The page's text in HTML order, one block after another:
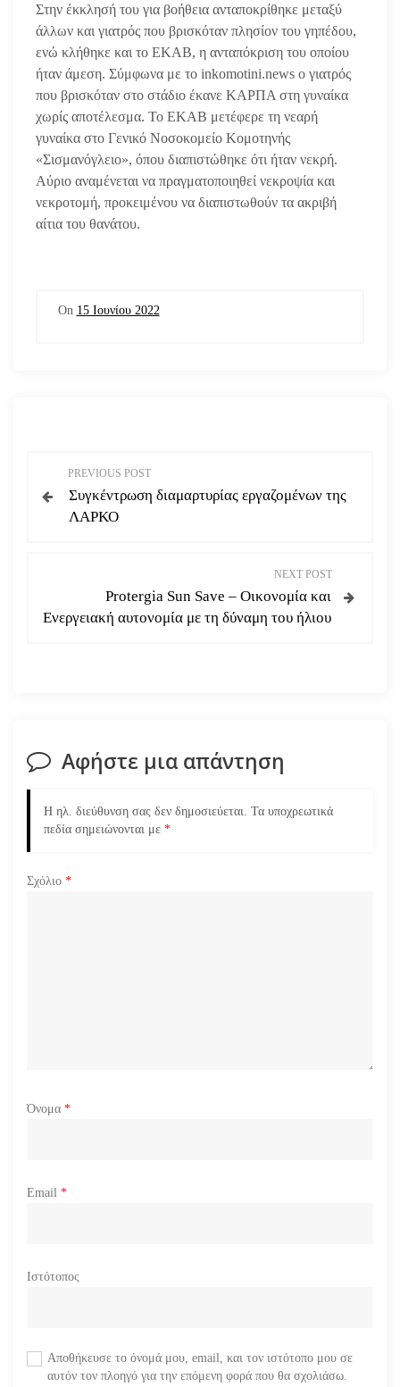
Στην έκκλησή του για βοήθεια ανταποκρίθηκε μεταξύ
άλλων και γιατρός που βρισκόταν πλησίον του γηπέδου,
ενώ κλήθηκε και το ΕΚΑΒ, η ανταπόκριση του οποίου
ήταν άμεση. Σύμφωνα με το inkomotini.news ο γιατρός
που βρισκόταν στο στάδιο έκανε ΚΑΡΠΑ στη γυναίκα
χωρίς αποτέλεσμα. Το ΕΚΑΒ μετέφερε τη νεαρή
γυναίκα στο Γενικό Νοσοκομείο Κομοτηνής
«Σισμανόγλειο», όπου διαπιστώθηκε ότι ήταν νεκρή.
Αύριο αναμένεται να πραγματοποιηθεί νεκροψία και
νεκροτομή, προκειμένου να διαπιστωθούν τα ακριβή
αίτια του θανάτου.
On 15 Ιουνίου 2022
λ
η
ά
θ
PREVIOUS POST
Συγκέντρωση διαμαρτυρίας εργαζομένων της
ΛΑΡΚΟ
NEXT POST
Protergia Sun Save – Οικονομία και
Ενεργειακή αυτονομία με τη δύναμη του ήλιου
Αφήστε μια απάντηση
Η ηλ. διεύθυνση σας δεν δημοσιεύεται. Τα υποχρεωτικά
πεδία σημειώνονται με *
Σχόλιο *
Όνομα *
Email *
Ιστότοπος
Αποθήκευσε το όνομά μου, email, και τον ιστότοπο μου σε
αυτόν τον πλοηγό για την επόμενη φορά που θα σχολιάσω.